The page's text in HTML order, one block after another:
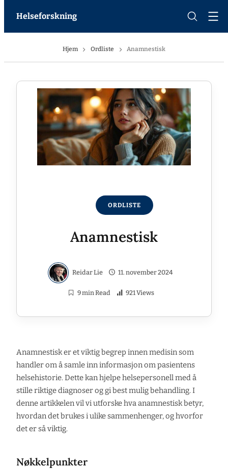
Helseforskning
Hjem Ordliste Anamnestisk
ORDLISTE
Anamnestisk
Reidar Lie 11. november 2024
9 min Read 921 Views
Anamnestisk er et viktig begrep innen medisin som
handler om å samle inn informasjon om pasientens
helsehistorie. Dette kan hjelpe helsepersonell med å
stille riktige diagnoser og gi best mulig behandling. I
denne artikkelen vil vi utforske hva anamnestisk betyr,
hvordan det brukes i ulike sammenhenger, og hvorfor
det er så viktig.
Nøkkelpunkter